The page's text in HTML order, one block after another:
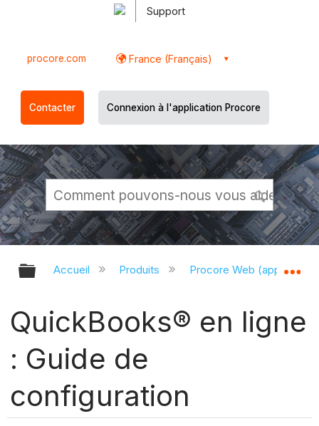
Support
procore.com France (Français)
Contacter Connexion à l'application Procore
Développer/réduire la hiérarchie
Accueil Produits Procore Web
QuickBooks® en ligne
: Guide de
configuration